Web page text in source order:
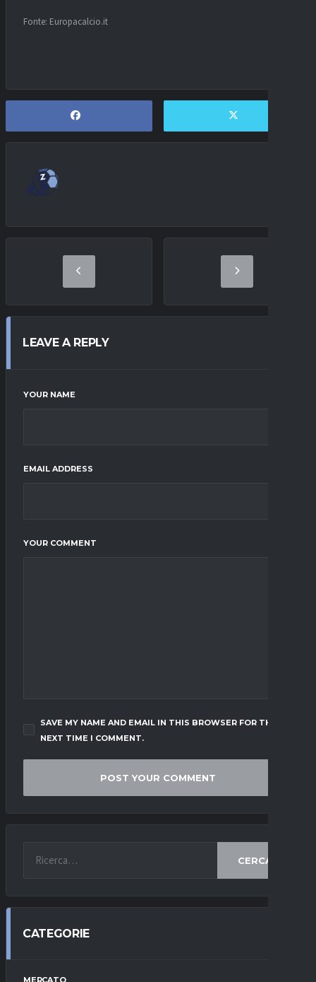
Fonte: Europacalcio.it
LEAVE A REPLY
YOUR NAME
EMAIL ADDRESS
YOUR COMMENT
SAVE MY NAME AND EMAIL IN THIS BROWSER FOR THE
NEXT TIME I COMMENT.
CERCA
CATEGORIE